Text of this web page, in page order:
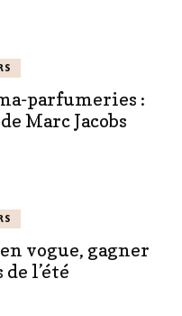
parfumeries :
Marc Jacobs
vogue, gagner
l’été